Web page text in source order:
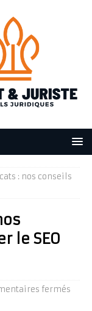
: nos conseils
le SEO
fermés